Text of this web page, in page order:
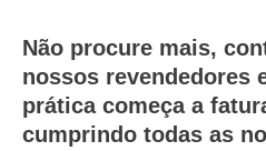
Não procure mais,
nossos revendedores
prática começa a
cumprindo todas as